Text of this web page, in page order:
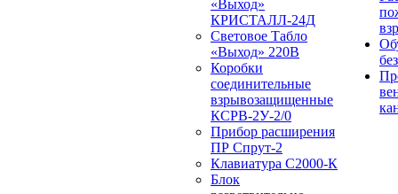
«Выход»
КРИСТАЛЛ-24Д
Световое Табло
«Выход» 220В
Коробки
соединительные
взрывозащищенные
КСРВ-2У-2/0
Прибор расширения
ПР Спрут-2
Клавиатура С2000-К
Блок